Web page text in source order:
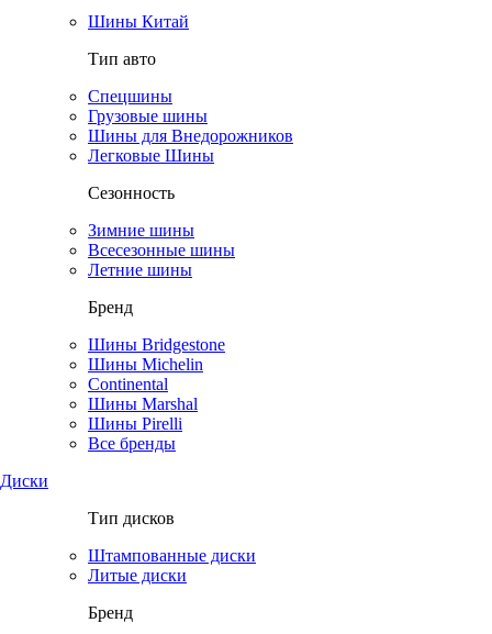
Шины Китай
Тип авто
Спецшины
Грузовые шины
Шины для Внедорожников
Легковые Шины
Сезонность
Зимние шины
Всесезонные шины
Летние шины
Бренд
Шины Bridgestone
Шины Michelin
Continental
Шины Marshal
Шины Pirelli
Все бренды
Диски
Тип дисков
Штампованные диски
Литые диски
Бренд